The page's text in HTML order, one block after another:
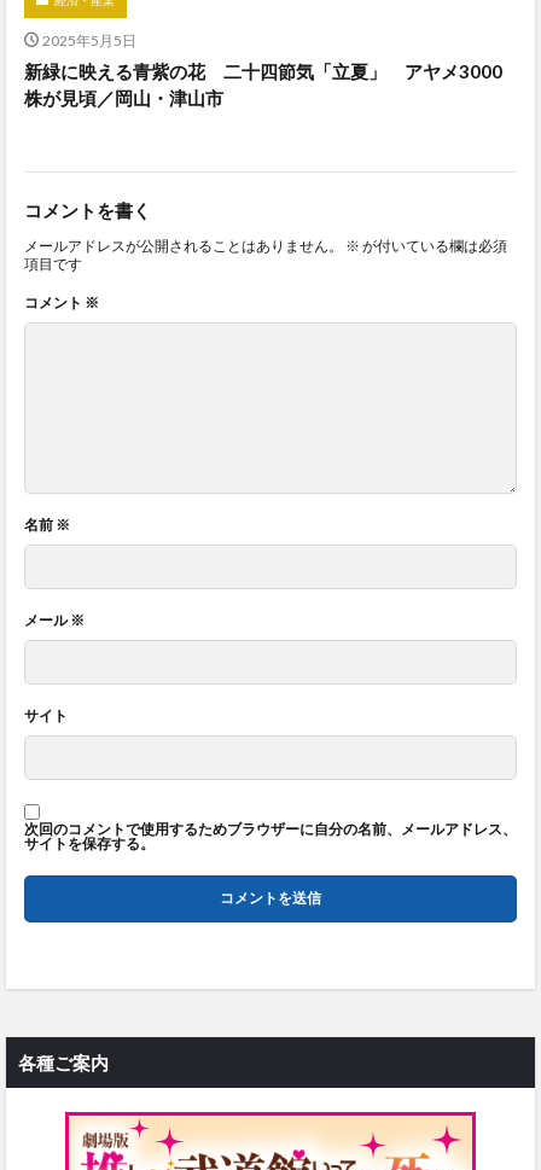
2025年5月5日
新緑に映える青紫の花 二十四節気「立夏」 アヤメ3000
株が見頃／岡山・津山市
コメントを書く
メールアドレスが公開されることはありません。 ※ が付いている欄は必須
項目です
コメント ※
名前 ※
メール※
サイト
次回のコメントで使用するためブラウザーに自分の名前、メールアドレス、
サイトを保存する。
各種ご案内